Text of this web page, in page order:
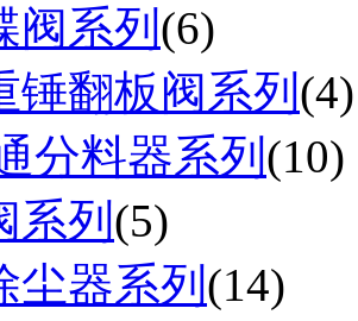
阀系列 (6)
锤翻板阀系列 (4)
分料器系列 (10)
系列 (5)
尘器系列 (14)